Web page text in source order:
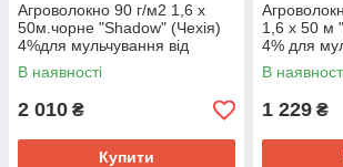
Агроволокно 90 г/м2 1,6 х
50м.чорне "Shadow" (Чехія)
4%для мульчування від
бур'яну
В наявності
2 010 ₴
Купити
1,6 х 50 м
4% для
В
1 229 ₴